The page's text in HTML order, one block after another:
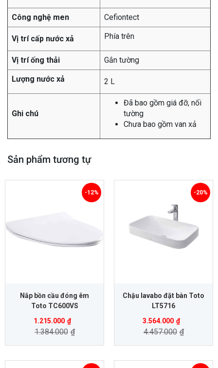
Công nghệ men Cefiontect
Vị trí cấp nước xả Phía trên
Vị trí ống thải Gắn tường
Lượng nước xả 2 L
Ghi chú
Đã bao gồm giá đỡ, nối
tường
Chưa bao gồm van xả
Sản phẩm tương tự
Nắp bồn cầu đóng êm
Toto TC600VS
1.215.000 ₫
1.384.000 ₫
-12%
Chậu lavabo đặt bàn Toto
LT5716
3.564.000 ₫
4.457.000 ₫
-20%